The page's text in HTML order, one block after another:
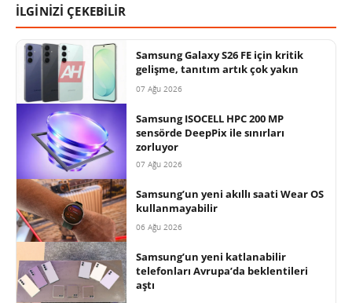
İLGİNİZİ ÇEKEBİLİR
Samsung Galaxy S26 FE için kritik
gelişme, tanıtım artık çok yakın
07 Ağu 2026
Samsung ISOCELL HPC 200 MP
sensörde DeepPix ile sınırları
zorluyor
07 Ağu 2026
Samsung’un yeni akıllı saati Wear OS
kullanmayabilir
06 Ağu 2026
Samsung’un yeni katlanabilir
telefonları Avrupa’da beklentileri
aştı